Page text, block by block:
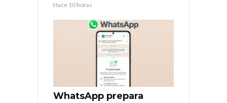
Hace 10 horas
WhatsApp prepara